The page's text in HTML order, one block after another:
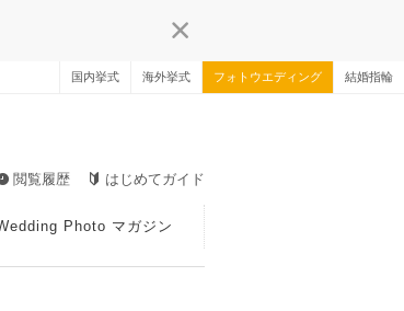
国内挙式 海外挙式 フォトウエディング 結婚指輪
閲覧履歴 はじめてガイド
Photo マガジン